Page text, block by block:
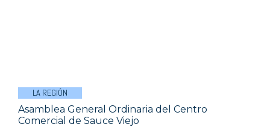
LA REGIÓN
Asamblea General Ordinaria del Centro
Comercial de Sauce Viejo